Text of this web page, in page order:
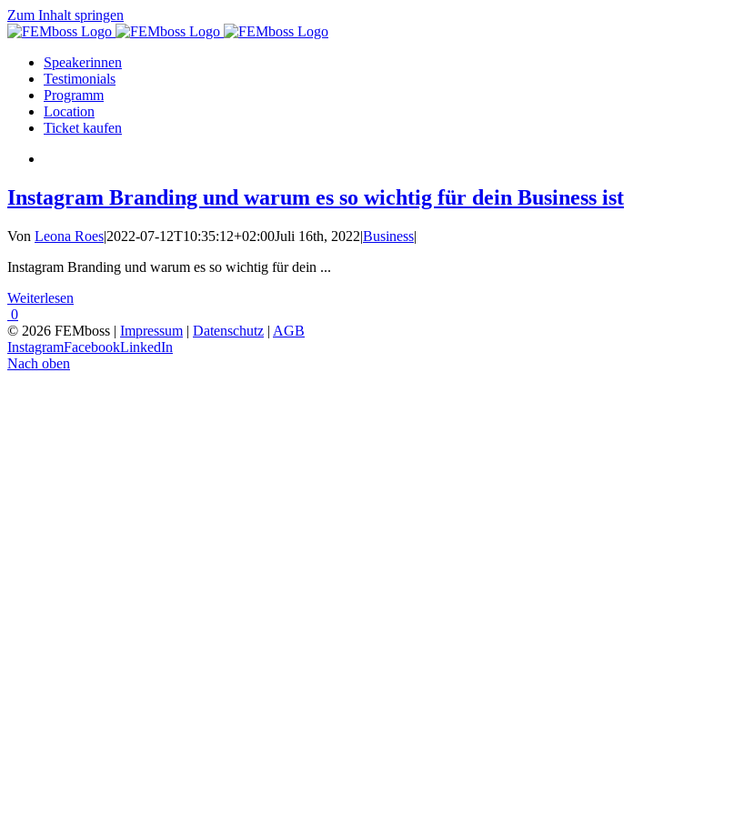
Zum Inhalt springen
Speakerinnen
Testimonials
Programm
Location
Ticket kaufen
Instagram Branding und warum es so wichtig für dein Business ist
Von Leona Roes|2022-07-12T10:35:12+02:00Juli 16th, 2022|Business|
Instagram Branding und warum es so wichtig für dein ...
Weiterlesen
0
© 2026 FEMboss | Impressum | Datenschutz | AGB
InstagramFacebookLinkedIn
Nach oben